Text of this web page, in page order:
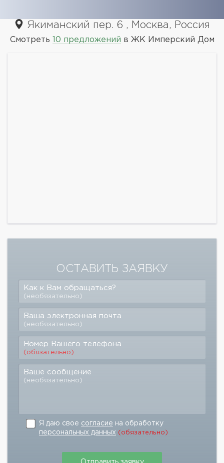
Якиманский пер. 6 , Москва, Россия
Смотреть 10 предложений в ЖК Имперский Дом
ОСТАВИТЬ ЗАЯВКУ
Как к Вам обращаться?
(необязательно)
Ваша электронная почта
(необязательно)
Номер Вашего телефона
(обязательно)
Ваше сообщение
(необязательно)
Я даю свое согласие на обработку
персональных данных (обязательно)